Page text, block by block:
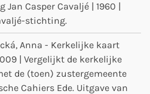
Jan Casper Cavaljé | 1960 |
stichting.
Anna - Kerkelijke kaart
| Vergelijkt de kerkelijke
de (toen) zustergemeente
Cahiers Ede. Uitgave van